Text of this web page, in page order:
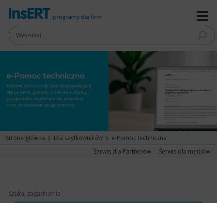
Strona główna Dla użytkowników
e-Pomoc techniczna
Serwis dla Partnerów
Serwis dla mediów
Szukaj zagadnienia